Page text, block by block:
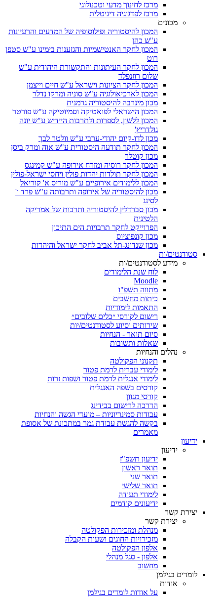
מרכז לחינוך מדעי וטכנולוגי
מרכז לפדגוגיה דיגיטלית
מכונים
המכון להיסטוריה ופילוסופיה של המדעים והרעיונות
ע"ש כהן
המכון לחקר האנטישמיות והגזענות בימינו ע"ש סטפן
רוט
המכון לחקר העיתונות והתקשורת היהודית ע"ש
שלום רוזנפלד
המכון לחקר הציונות וישראל ע"ש חיים וייצמן
המכון לארכיאולוגיה ע"ש סוניה ומרקו נדלר
מכון מינרבה להיסטוריה גרמנית
המכון הישראלי לפואטיקה וסמיוטיקה ע"ש פורטר
המכון ללשון, לספרות ולתרבות היידיש ע"ש יונה
גולדריץ'
מכון לדו-קיום יהודי-ערבי ע"ש וולטר לבך
המכון לחקר תודעה היסטורית ע"ש אוה ומרק ביסן
מכון קוטלר
המכון לחקר רוסיה ומזרח אירופה ע"ש קמינגס
המכון לחקר תולדות יהדות פולין ויחסי ישראל-פולין
המכון ללימודים אירופיים ע"ש מוריס א' קוריאל
מכון להיסטוריה של אירופה ותרבותה ע"ש פרד ו'
לסינג
מכון סברדלין להיסטוריה ותרבות של אמריקה
הלטינית
הפרוייקט לחקר תרבויות הים התיכון
מכון קונפוציוס
מכון שנדונג-תל אביב לחקר ישראל והיהדות
סטודנטים/ות
מידע לסטודנטים/ות
לוח שנת הלימודים
Moodle
מתווה תשפ"ו
כיתות מחשבים
התאמות לימודיות
רישום לקורסי ״כלים שלובים״
שירותים וסיוע לסטודנטים/יות
סיום תואר - הנחיות
שאלות ותשובות
נהלים והנחיות
תקנוני הפקולטה
לימודי עברית לרמת פטור
לימודי אנגלית לרמת פטור ושפות זרות
קורסים בשפה האנגלית
קורסי מגוון
הדרכה לרישום בבידינג
עבודות סמינריוניות – מועדי הגשה והנחיות
בקשה להגשת עבודת גמר במתכונת של אסופת
מאמרים
ידיעון
ידיעון
ידיעון תשפ"ז
תואר ראשון
תואר שני
תואר שלישי
לימודי תעודה
ידיעונים קודמים
יצירת קשר
יצירת קשר
מנהלת ומזכירות הפקולטה
מזכירויות החוגים ושעות הקבלה
אלפון הפקולטה
אלפון - סגל מנהלי
מחשוב
לומדים בגילמן
אודות
על אודות לומדים בגילמן